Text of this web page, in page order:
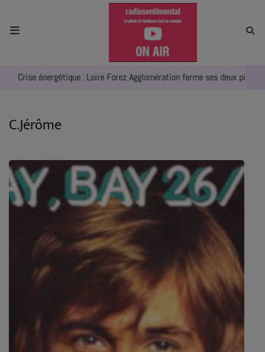
Crise énergétique : Loire Forez Agglomération ferme ses deux piscines
ACTUALITÉS
AGENDA
EMISSIONS
INFO CONCERT
SPORT
CINÉMA
C.Jérôme